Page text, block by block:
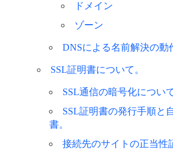
ドメイン
ゾーン
DNSによる名前解決の動
SSL証明書について。
SSL通信の暗号化について
SSL証明書の発行手順と
書。
接続先のサイトの正当性